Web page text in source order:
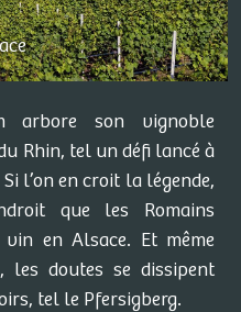
arbore son vignoble
Rhin, tel un défi lancé à
l’on en croit la légende,
que les Romains
en Alsace. Et même
les doutes se dissipent
tel le Pfersigberg.